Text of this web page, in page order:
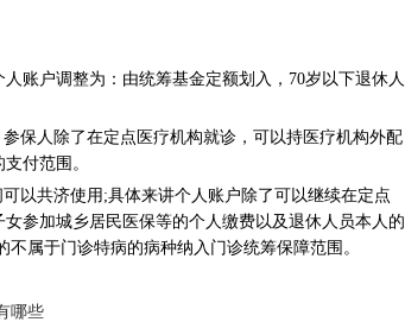
账户调整为：由统筹基金定额划入，70岁以下退休人
保人除了在定点医疗机构就诊，可以持医疗机构外配
付范围。
以共济使用;具体来讲个人账户除了可以继续在定点
参加城乡居民医保等的个人缴费以及退休人员本人的
属于门诊特病的病种纳入门诊统筹保障范围。
哪些